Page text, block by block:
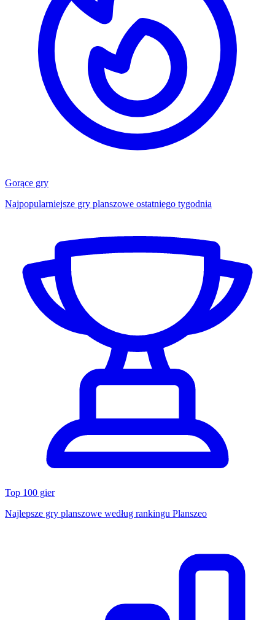
Gorące gry
Najpopularniejsze gry planszowe ostatniego tygodnia
Top 100 gier
Najlepsze gry planszowe według rankingu Planszeo